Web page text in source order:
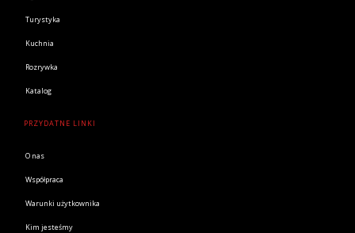
Turystyka
Kuchnia
Rozrywka
Katalog
PRZYDATNE LINKI
O nas
Współpraca
Warunki użytkownika
Kim jesteśmy